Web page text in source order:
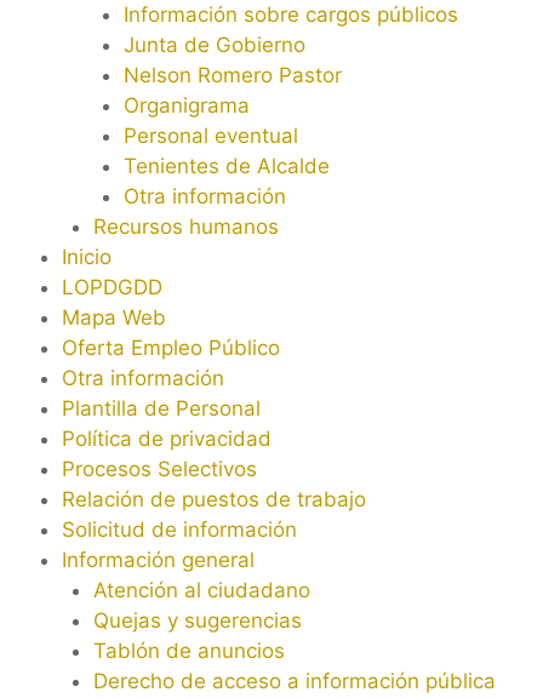
Información sobre cargos públicos
Junta de Gobierno
Nelson Romero Pastor
Organigrama
Personal eventual
Tenientes de Alcalde
Otra información
Recursos humanos
Inicio
LOPDGDD
Mapa Web
Oferta Empleo Público
Otra información
Plantilla de Personal
Política de privacidad
Procesos Selectivos
Relación de puestos de trabajo
Solicitud de información
Información general
Atención al ciudadano
Quejas y sugerencias
Tablón de anuncios
Derecho de acceso a información pública